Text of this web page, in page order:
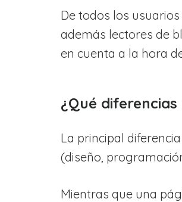
De todos los
además lectores de
en cuenta a la hora
¿Qué
La principal
(diseño,
Mientras que una